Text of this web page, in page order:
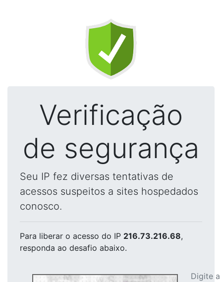
Verificação
de segurança
Seu IP fez diversas tentativas de
acessos suspeitos a sites hospedados
conosco.
Para liberar o acesso do IP 216.73.216.68,
responda ao desafio abaixo.
Digite